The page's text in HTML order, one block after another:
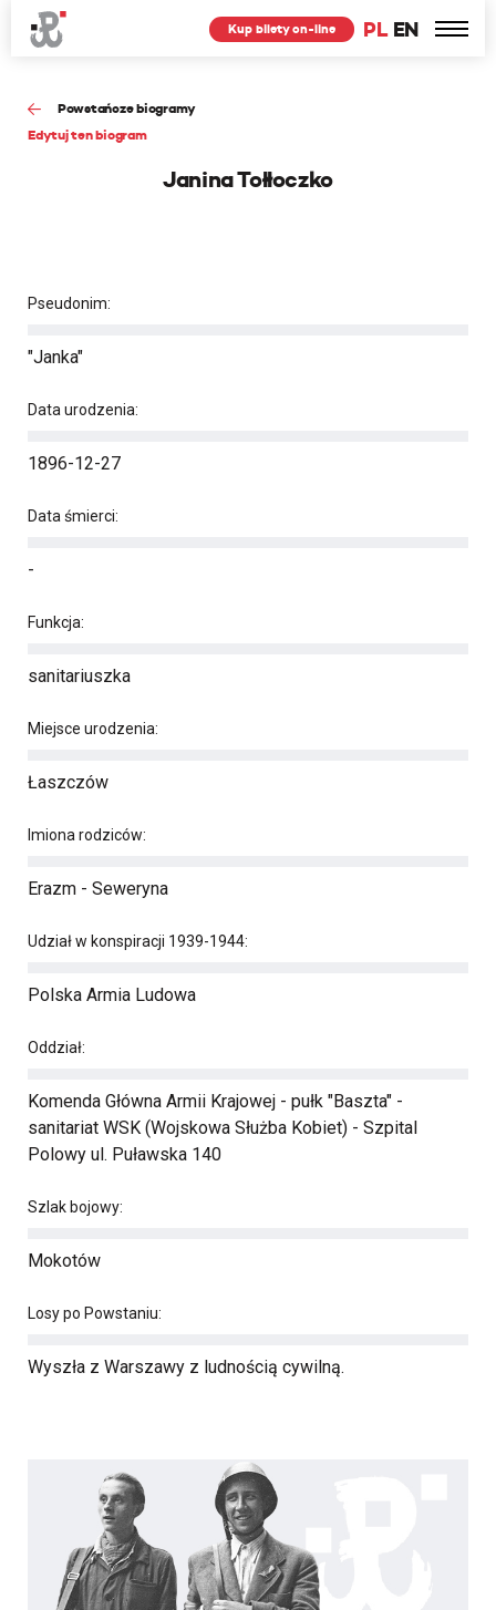
PL EN
Kup bilety on-line
Powstańcze biogramy
Edytuj ten biogram
Janina Tołłoczko
Pseudonim:
"Janka"
Data urodzenia:
1896-12-27
Data śmierci:
-
Funkcja:
sanitariuszka
Miejsce urodzenia:
Łaszczów
Imiona rodziców:
Erazm - Seweryna
Udział w konspiracji 1939-1944:
Polska Armia Ludowa
Oddział:
Komenda Główna Armii Krajowej - pułk "Baszta" -
sanitariat WSK (Wojskowa Służba Kobiet) - Szpital
Polowy ul. Puławska 140
Szlak bojowy:
Mokotów
Losy po Powstaniu:
Wyszła z Warszawy z ludnością cywilną.